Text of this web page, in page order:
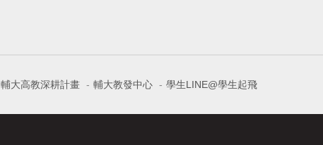
輔大高教深耕計畫 - 輔大教發中心 - 學生LINE@學生起飛